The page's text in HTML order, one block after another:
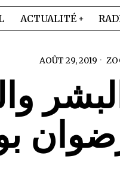
ACTUALITÉ
AOÛT 29, 2019